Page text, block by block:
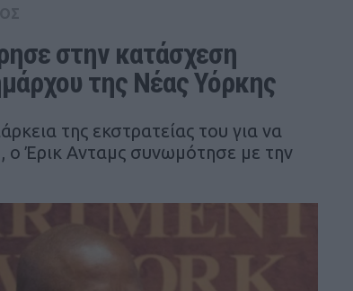
στην κατάσχεση
της Νέας Υόρκης
της εκστρατείας του για να
ο Έρικ Ανταμς συνωμότησε με την